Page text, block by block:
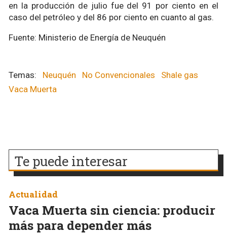
en la producción de julio fue del 91 por ciento en el
caso del petróleo y del 86 por ciento en cuanto al gas.
Fuente: Ministerio de Energía de Neuquén
Neuquén No Convencionales
Shale gas
Vaca Muerta
Te puede interesar
Vaca Muerta sin ciencia: producir
más para depender más
Actualidad